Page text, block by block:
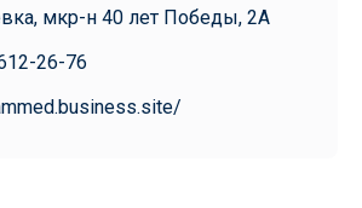
мкр-н 40 лет Победы, 2А
26-76